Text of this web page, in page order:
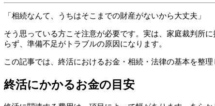
「相続なんて、うちはそこまでの財産がないから大丈夫」
そう思っている方こそ注意が必要です。実は、家庭裁判所
らず、準備不足がトラブルの原因になります。
この記事では、終活におけるお金・相続・法律の基本を整
終活にかかるお金の目安